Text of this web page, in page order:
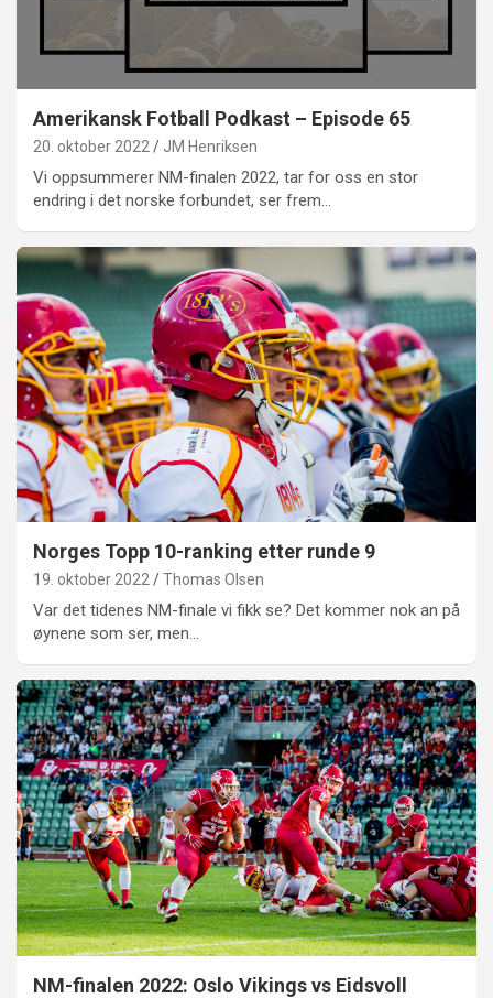
Amerikansk Fotball Podkast – Episode 65
20. oktober 2022 JM Henriksen
Vi oppsummerer NM-finalen 2022, tar for oss en stor
endring i det norske forbundet, ser frem…
Norges Topp 10-ranking etter runde 9
19. oktober 2022 Thomas Olsen
Var det tidenes NM-finale vi fikk se? Det kommer nok an på
øynene som ser, men…
NM-finalen 2022: Oslo Vikings vs Eidsvoll